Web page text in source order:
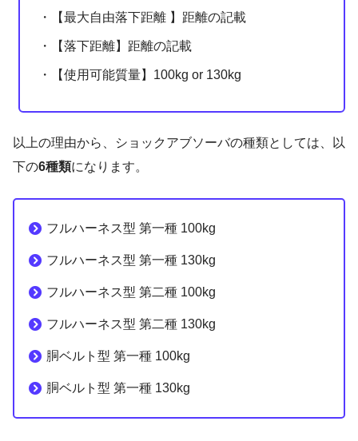
・【最大自由落下距離 】距離の記載
・【落下距離】距離の記載
・【使用可能質量】100kg or 130kg
以上の理由から、ショックアブソーバの種類としては、以
下の6種類になります。
フルハーネス型 第一種 100kg
フルハーネス型 第一種 130kg
フルハーネス型 第二種 100kg
フルハーネス型 第二種 130kg
胴ベルト型 第一種 100kg
胴ベルト型 第一種 130kg